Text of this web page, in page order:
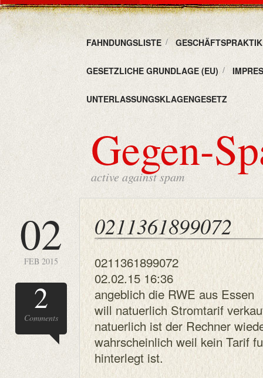
FAHNDUNGSLISTE
GESETZLICHE GRUNDLAGE (EU)
UNTERLASSUNGSKLAGENGESETZ
Gegen-
active against spam
02
FEB 2015
2
Comments
0211361899072
0211361899072
02.02.15 16:36
angeblich die RWE aus Essen
will natuerlich Stromtarif
natuerlich ist der Rechner
wahrscheinlich weil kein Tarif
hinterlegt ist.